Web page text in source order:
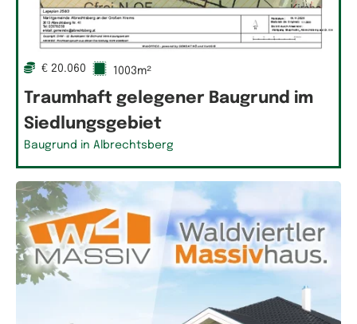
€ 20.060 1003m²
Traumhaft gelegener Baugrund im
Siedlungsgebiet
Baugrund in Albrechtsberg